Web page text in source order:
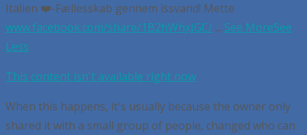
Italien ❤️-Fællesskab gennem issvand! Mette
www.facebook.com/share/1B2hWhxJGC/ ... See MoreSee
Less
This content isn't available right now
When this happens, it's usually because the owner only
shared it with a small group of people, changed who can